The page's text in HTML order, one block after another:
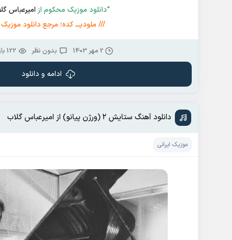
“دانلود موزیک محکوم از امیرعباس
/// ملودیـــ کده؛ مرجع دانلود
2 مهر 1403 بدون نظر 122 بازدید
ادامه و دانلود
دانلود آهنگ ستایش ۲ (ورژن پیانو) از امیرعباس گلاب
موزیک ایرانی